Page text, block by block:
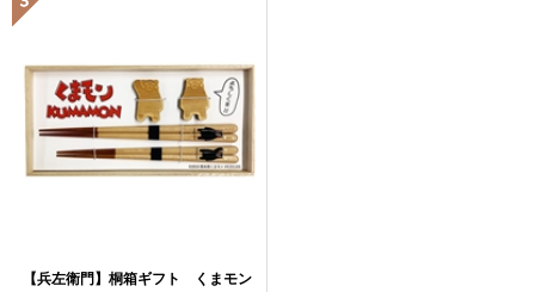
【兵左衛門】桐箱ギフト くまモン